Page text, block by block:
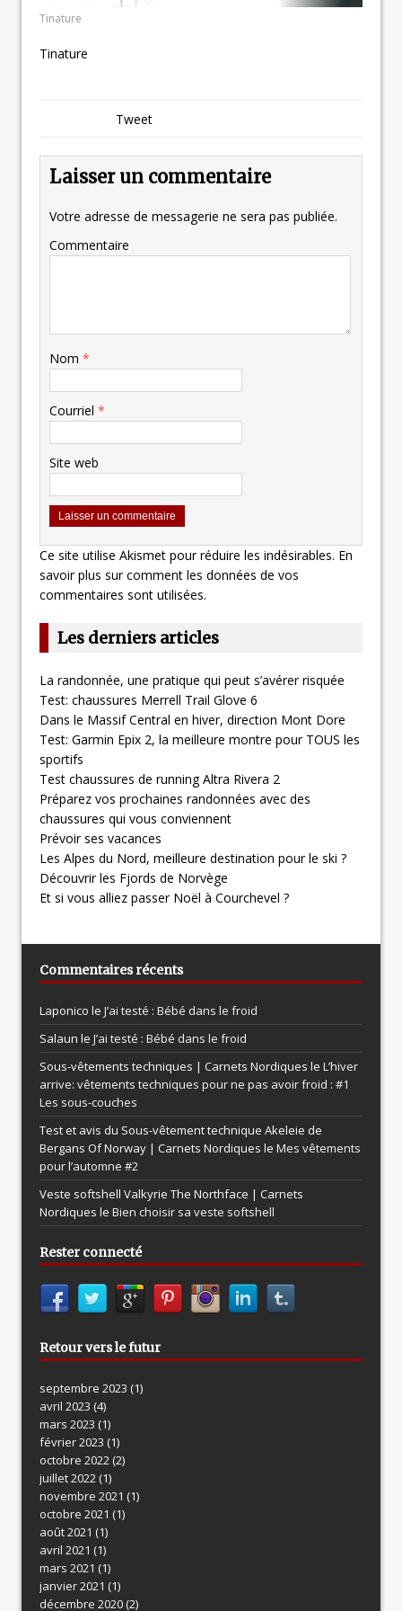
Tinature
Tinature
Tweet
Laisser un commentaire
Votre adresse de messagerie ne sera pas publiée.
Commentaire
Nom *
Courriel *
Site web
Ce site utilise Akismet pour réduire les indésirables. En
savoir plus sur comment les données de vos
commentaires sont utilisées.
Les derniers articles
La randonnée, une pratique qui peut s’avérer risquée
Test: chaussures Merrell Trail Glove 6
Dans le Massif Central en hiver, direction Mont Dore
Test: Garmin Epix 2, la meilleure montre pour TOUS les
sportifs
Test chaussures de running Altra Rivera 2
Préparez vos prochaines randonnées avec des
chaussures qui vous conviennent
Prévoir ses vacances
Les Alpes du Nord, meilleure destination pour le ski ?
Découvrir les Fjords de Norvège
Et si vous alliez passer Noël à Courchevel ?
Commentaires récents
Laponico le J’ai testé : Bébé dans le froid
Salaun le J’ai testé : Bébé dans le froid
Sous-vêtements techniques | Carnets Nordiques le L’hiver
arrive: vêtements techniques pour ne pas avoir froid : #1
Les sous-couches
Test et avis du Sous-vêtement technique Akeleie de
Bergans Of Norway | Carnets Nordiques le Mes vêtements
pour l’automne #2
Veste softshell Valkyrie The Northface | Carnets
Nordiques le Bien choisir sa veste softshell
Rester connecté
Retour vers le futur
septembre 2023 (1)
avril 2023 (4)
mars 2023 (1)
février 2023 (1)
octobre 2022(2)
juillet 2022(1)
novembre 2021 (1)
octobre 2021 (1)
août 2021 (1)
avril 2021 (1)
mars 2021 (1)
janvier 2021 (1)
décembre 2020(2)